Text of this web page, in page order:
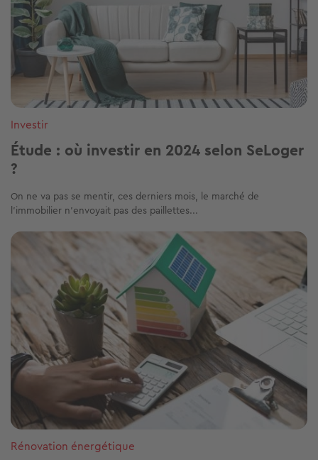
Investir
Étude : où investir en 2024 selon SeLoger
?
On ne va pas se mentir, ces derniers mois, le marché de
l’immobilier n’envoyait pas des paillettes...
Image
Rénovation énergétique